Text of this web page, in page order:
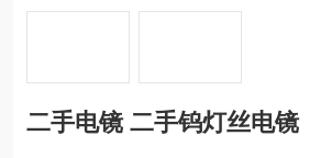
二手电镜 二手钨灯丝电镜